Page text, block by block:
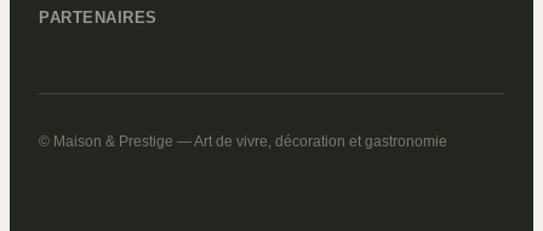
PARTENAIRES
© Maison & Prestige — Art de vivre, décoration et gastronomie